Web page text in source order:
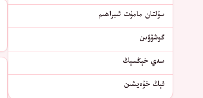
سۇلتان مامۇت ئىبراھىم
گوشۆۋىن
سەي خېڭسېڭ
فېڭ خۇەيشىن